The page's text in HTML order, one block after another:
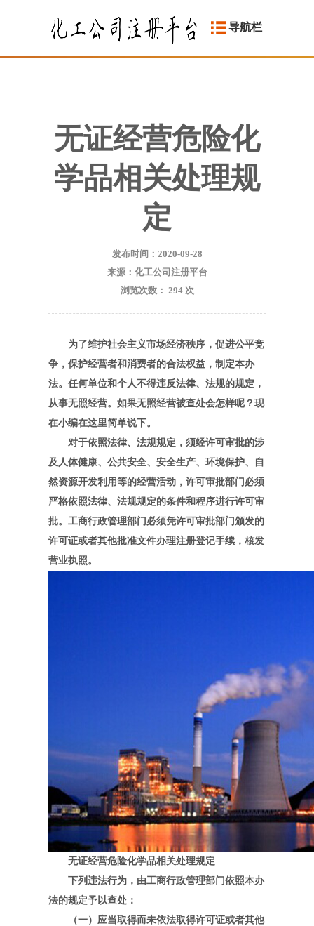
导航栏
无证经营危险化
学品相关处理规
定
发布时间：2020-09-28
来源：化工公司注册平台
浏览次数： 294 次
为了维护社会主义市场经济秩序，促进公平竞
争，保护经营者和消费者的合法权益，制定本办
法。任何单位和个人不得违反法律、法规的规定，
从事无照经营。如果无照经营被查处会怎样呢？现
在小编在这里简单说下。
对于依照法律、法规规定，须经许可审批的涉
及人体健康、公共安全、安全生产、环境保护、自
然资源开发利用等的经营活动，许可审批部门必须
严格依照法律、法规规定的条件和程序进行许可审
批。工商行政管理部门必须凭许可审批部门颁发的
许可证或者其他批准文件办理注册登记手续，核发
营业执照。
无证经营危险化学品相关处理规定
下列违法行为，由工商行政管理部门依照本办
法的规定予以查处：
（一）应当取得而未依法取得许可证或者其他